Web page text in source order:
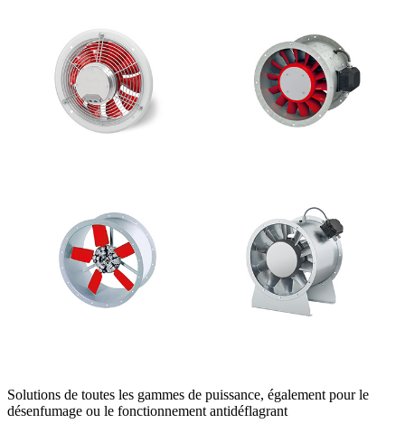
Solutions de toutes les gammes de puissance, également pour le
désenfumage ou le fonctionnement antidéflagrant